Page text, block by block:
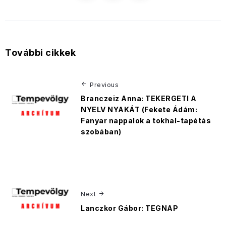
További cikkek
Previous
Branczeiz Anna: TEKERGETI A
NYELV NYAKÁT (Fekete Ádám:
Fanyar nappalok a tokhal-tapétás
szobában)
Next
Lanczkor Gábor: TEGNAP